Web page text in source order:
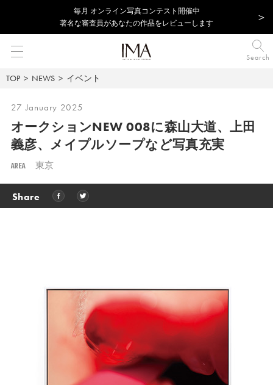
毎⽉ オンライン写真コンテスト開催中
著名な審査員があなたの作品をレビューします
Search
TOP NEWS イベント
27 January 2025
オークションNEW 008に森山大道、上田
義彦、メイプルソープなど写真充実
AREA 東京
Share